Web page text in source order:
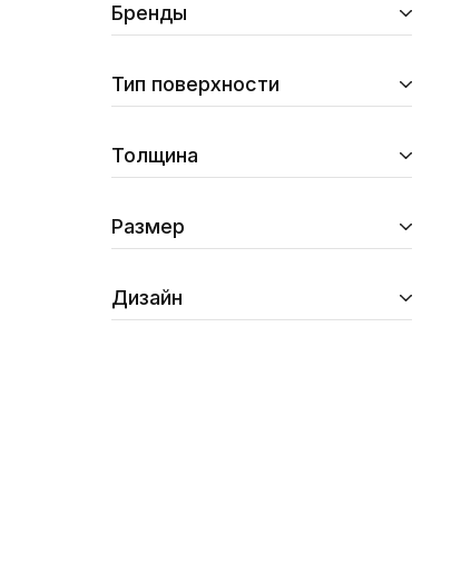
Бренды
Тип поверхности
Толщина
Размер
Дизайн